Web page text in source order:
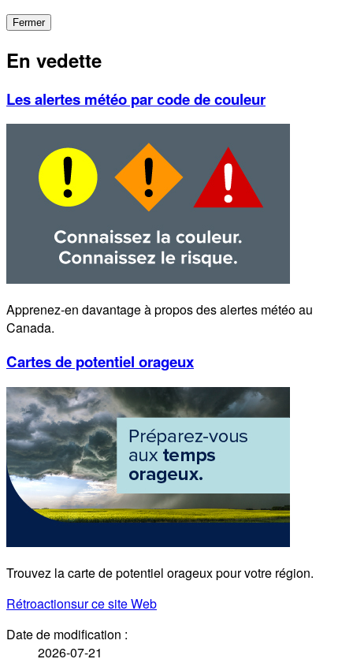
Fermer
En vedette
Les alertes météo par code de couleur
Apprenez-en davantage à propos des alertes météo au
Canada.
Cartes de potentiel orageux
Trouvez la carte de potentiel orageux pour votre région.
Rétroactionsur ce site Web
Date de modification :
2026-07-21